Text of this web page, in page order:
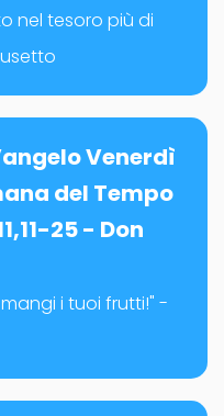
nel tesoro più di
Venerdì
del Tempo
25 - Don
i tuoi frutti!" -